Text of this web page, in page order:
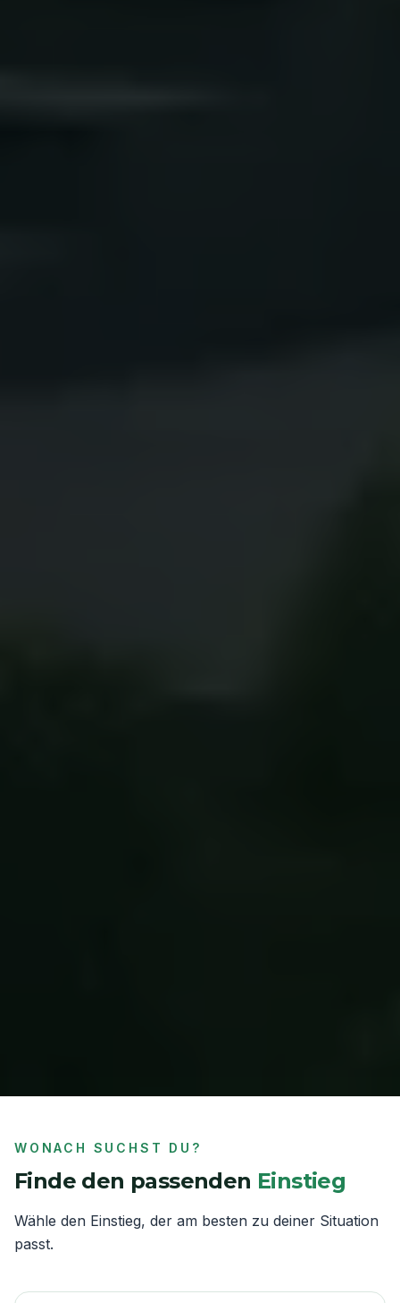
WONACH SUCHST DU?
Finde den passenden Einstieg
Wähle den Einstieg, der am besten zu deiner Situation
passt.